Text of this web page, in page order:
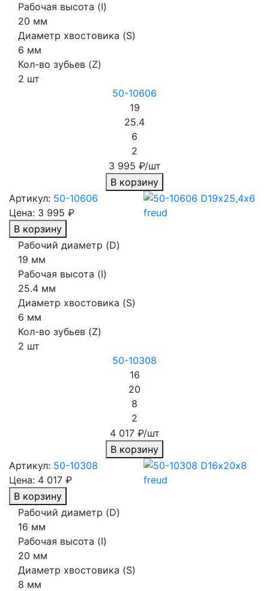
Рабочая высота (I)
20 мм
Диаметр хвостовика (S)
6 мм
Кол-во зубьев (Z)
2 шт
50-10606
19
25.4
6
2
3 995 ₽/шт
В корзину
Артикул: 50-10606
Цена: 3 995 ₽
В корзину
Рабочий диаметр (D)
19 мм
Рабочая высота (I)
25.4 мм
Диаметр хвостовика (S)
6 мм
Кол-во зубьев (Z)
2 шт
50-10308
16
20
8
2
4 017 ₽/шт
В корзину
Артикул: 50-10308
Цена: 4 017 ₽
В корзину
Рабочий диаметр (D)
16 мм
Рабочая высота (I)
20 мм
Диаметр хвостовика (S)
8 мм